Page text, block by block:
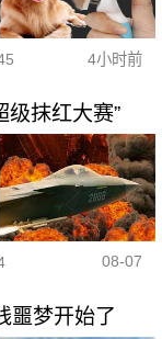
4小时前
级抹红大赛”
08-07
噩梦开始了